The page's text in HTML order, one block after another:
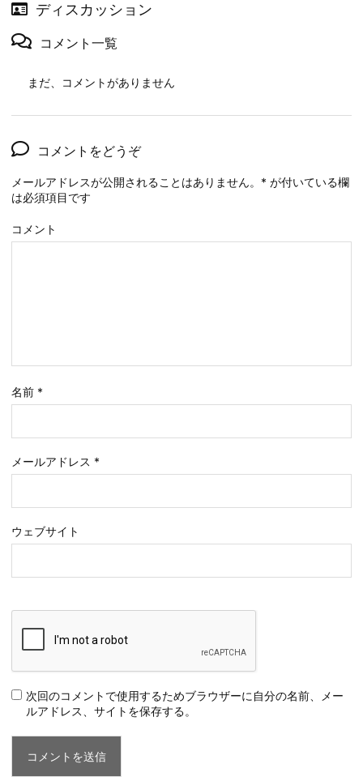
ディスカッション
コメント一覧
まだ、コメントがありません
コメントをどうぞ
メールアドレスが公開されることはありません。 * が付いている欄
は必須項目です
コメント
名前 *
メールアドレス *
ウェブサイト
次回のコメントで使用するためブラウザーに自分の名前、メー
ルアドレス、サイトを保存する。